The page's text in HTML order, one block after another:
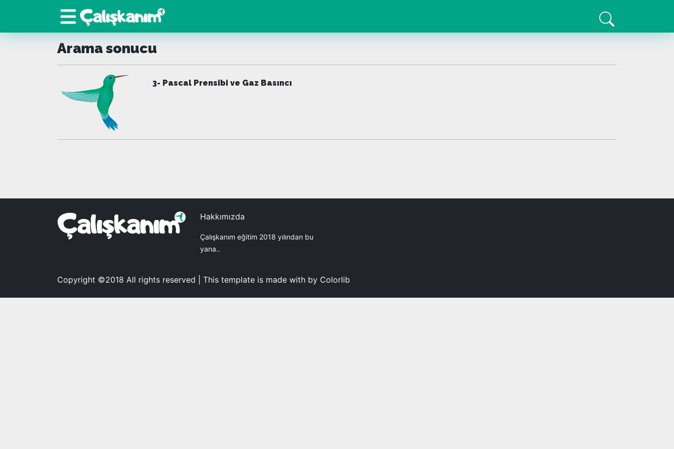
Arama sonucu
3- Pascal Prensibi ve Gaz Basıncı
Hakkımızda
Çalışkanım eğitim 2018 yılından bu
yana..
Copyright ©2018 All rights reserved | This template is made with by Colorlib